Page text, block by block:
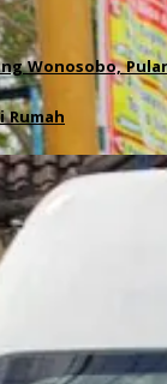
Wonosobo,
Rumah